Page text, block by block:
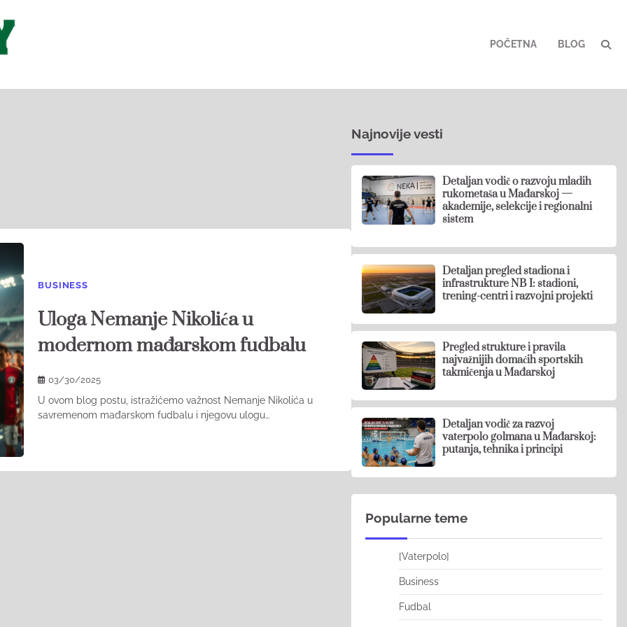
POČETNA BLOG
BUSINESS
Uloga Nemanje Nikolića u
modernom mađarskom fudbalu​
03/30/2025
U ovom blog postu, istražićemo važnost Nemanje Nikolića u
savremenom mađarskom fudbalu i njegovu ulogu…
Najnovije vesti
Detaljan vodič o razvoju mladih
rukometaša u Mađarskoj —
akademije, selekcije i regionalni
sistem
Detaljan pregled stadiona i
infrastrukture NB I: stadioni,
trening-centri i razvojni projekti
Pregled strukture i pravila
najvažnijih domaćih sportskih
takmičenja u Mađarskoj
Detaljan vodič za razvoj
vaterpolo golmana u Mađarskoj:
putanja, tehnika i principi
Popularne teme
[Vaterpolo]
Business
Fudbal